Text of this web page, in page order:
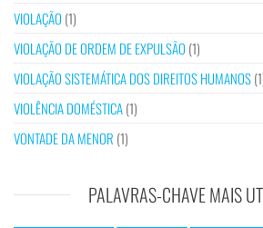
VIOLAÇÃO (1)
VIOLAÇÃO DE ORDEM DE EXPULSÃO (1)
VIOLAÇÃO SISTEMÁTICA DOS DIREITOS HUMANOS
VIOLÊNCIA DOMÉSTICA(1)
VONTADE DA MENOR (1)
PALAVRAS-CHAVE MAIS